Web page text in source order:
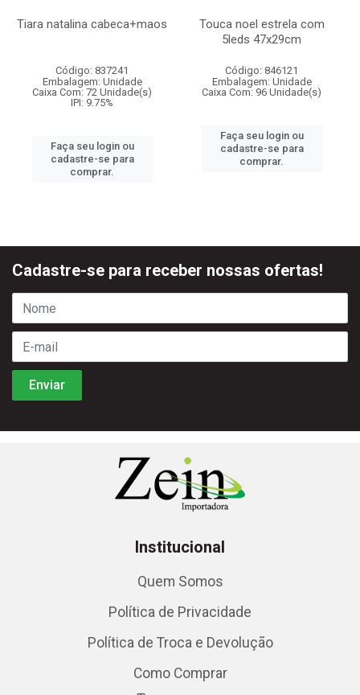
Tiara natalina cabeca+maos
Código: 837241
Embalagem: Unidade
Caixa Com: 72 Unidade(s)
IPI: 9.75%
Faça seu login ou
cadastre-se para
comprar.
Touca noel estrela com
5leds 47x29cm
Código: 846121
Embalagem: Unidade
Caixa Com: 96 Unidade(s)
Faça seu login ou
cadastre-se para
comprar.
Cadastre-se para receber nossas ofertas!
Institucional
Quem Somos
Política de Privacidade
Política de Troca e Devolução
Como Comprar